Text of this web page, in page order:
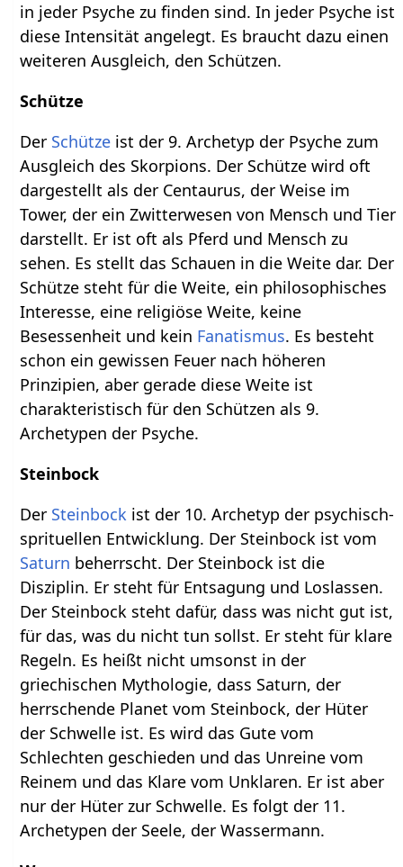
in jeder Psyche zu finden sind. In jeder Psyche ist
diese Intensität angelegt. Es braucht dazu einen
weiteren Ausgleich, den Schützen.
Schütze
Der Schütze ist der 9. Archetyp der Psyche zum
Ausgleich des Skorpions. Der Schütze wird oft
dargestellt als der Centaurus, der Weise im
Tower, der ein Zwitterwesen von Mensch und Tier
darstellt. Er ist oft als Pferd und Mensch zu
sehen. Es stellt das Schauen in die Weite dar. Der
Schütze steht für die Weite, ein philosophisches
Interesse, eine religiöse Weite, keine
Besessenheit und kein Fanatismus. Es besteht
schon ein gewissen Feuer nach höheren
Prinzipien, aber gerade diese Weite ist
charakteristisch für den Schützen als 9.
Archetypen der Psyche.
Steinbock
Der Steinbock ist der 10. Archetyp der psychisch-
sprituellen Entwicklung. Der Steinbock ist vom
Saturn beherrscht. Der Steinbock ist die
Disziplin. Er steht für Entsagung und Loslassen.
Der Steinbock steht dafür, dass was nicht gut ist,
für das, was du nicht tun sollst. Er steht für klare
Regeln. Es heißt nicht umsonst in der
griechischen Mythologie, dass Saturn, der
herrschende Planet vom Steinbock, der Hüter
der Schwelle ist. Es wird das Gute vom
Schlechten geschieden und das Unreine vom
Reinem und das Klare vom Unklaren. Er ist aber
nur der Hüter zur Schwelle. Es folgt der 11.
Archetypen der Seele, der Wassermann.